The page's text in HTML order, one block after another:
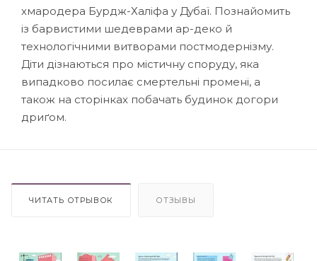
хмародера Бурдж-Халіфа у Дубаї. Познайомить
із барвистими шедеврами ар-деко й
технологічними витворами постмодернізму.
Діти дізнаються про містичну споруду, яка
випадково посилає смертельні промені, а
також на сторінках побачать будинок догори
дриґом.
ЧИТАТЬ ОТРЫВОК ОТЗЫВЫ